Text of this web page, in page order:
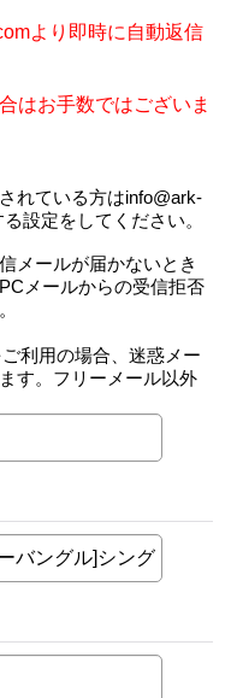
より即時に自動返信
はお手数ではございま
れている方はinfo@ark-
設定をしてください。
メールが届かないとき
メールからの受信拒否
利用の場合、迷惑メー
す。フリーメール以外